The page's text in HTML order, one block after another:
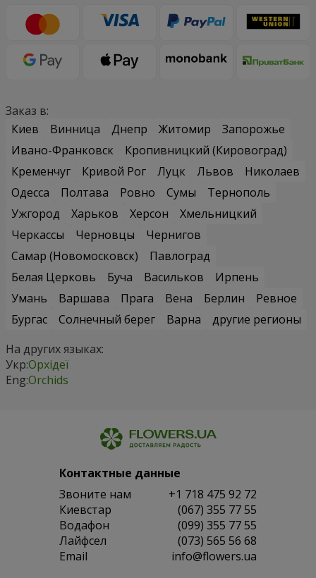
Заказ в:
Киев
Винница Днепр Житомир
Запорожье
Ивано-Франковск
Кропивницкий (Кировоград)
Кременчуг
Кривой Рог Луцк Львов
Николаев
Одесса
Полтава Ровно Сумы
Тернополь
Ужгород
Харьков Херсон
Хмельницкий
Черкассы
Черновцы
Чернигов
Самар (Новомосковск)
Павлоград
Белая Церковь
Буча Васильков
Ирпень
Умань
Варшава Прага Вена Берлин
Ревное
Бургас
Солнечный берег Варна
другие регионы
На других языках:
Укр:Орхідеї
Eng:Orchids
Контактные данные
Звоните нам
+1 718 475 92 72
Киевстар
(067) 355 77 55
Водафон
(099) 355 77 55
Лайфсел
(073) 565 56 68
Email
info@flowers.ua